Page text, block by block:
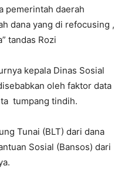
pemerintah daerah
dana yang di refocusing ,
tandas Rozi
kepala Dinas Sosial
oleh faktor data
tumpang tindih.
Tunai (BLT) dari dana
Sosial (Bansos) dari